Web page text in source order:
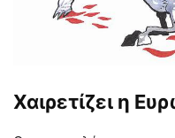
Χαιρετίζει η